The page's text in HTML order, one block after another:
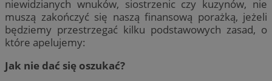
niewidzianych wnuków, siostrzenic czy kuzynów, nie
muszą zakończyć się naszą finansową porażką, jeżeli
będziemy przestrzegać kilku podstawowych zasad, o
które apelujemy:
Jak nie dać się oszukać?